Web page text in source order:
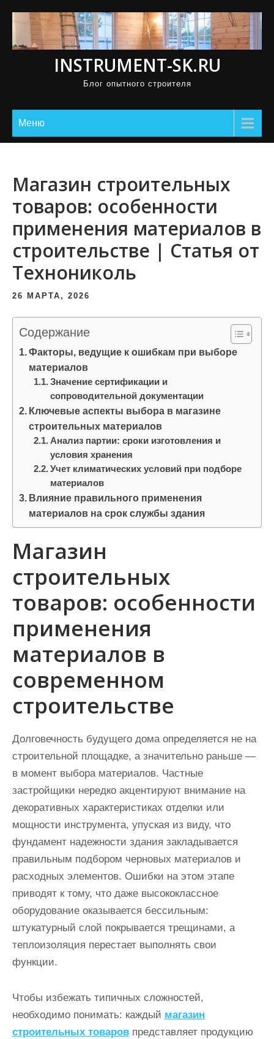
ь
INSTRUMENT-SK.RU
Блог опытного строителя
Меню
Магазин строительных
товаров: особенности
применения материалов в
строительстве | Статья от
Технониколь
26 МАРТА, 2026
Содержание
Факторы, ведущие к ошибкам при выборе
материалов
Значение сертификации и
сопроводительной документации
Ключевые аспекты выбора в магазине
строительных материалов
Анализ партии: сроки изготовления и
условия хранения
Учет климатических условий при подборе
материалов
Влияние правильного применения
материалов на срок службы здания
Магазин
строительных
товаров: особенности
применения
материалов в
современном
строительстве
Долговечность будущего дома определяется не на
строительной площадке, а значительно раньше —
в момент выбора материалов. Частные
застройщики нередко акцентируют внимание на
декоративных характеристиках отделки или
мощности инструмента, упуская из виду, что
фундамент надежности здания закладывается
правильным подбором черновых материалов и
расходных элементов. Ошибки на этом этапе
приводят к тому, что даже высококлассное
оборудование оказывается бессильным:
штукатурный слой покрывается трещинами, а
теплоизоляция перестает выполнять свои
функции.
Чтобы избежать типичных сложностей,
необходимо понимать: каждый магазин
строительных товаров представляет продукцию